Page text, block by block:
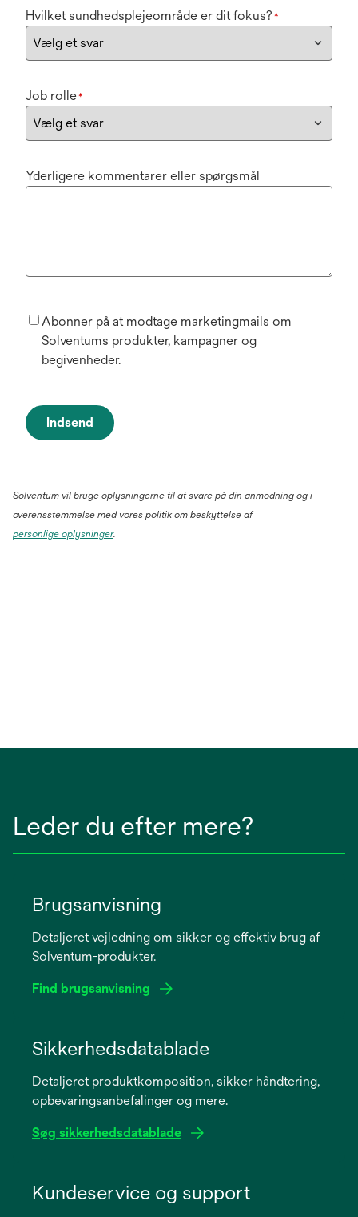
Hvilket sundhedsplejeområde er dit fokus? *
Job rolle*
Yderligere kommentarer eller spørgsmål
Abonner på at modtage marketingmails om
Solventums produkter, kampagner og
begivenheder.
Indsend
Solventum vil bruge oplysningerne til at svare på din anmodning og i
overensstemmelse med vores politik om beskyttelse af
personlige oplysninger.
Leder du efter mere?
Brugsanvisning
Detaljeret vejledning om sikker og effektiv brug af
Solventum-produkter.
Find brugsanvisning
new
Sikkerhedsdatablade
Detaljeret produktkomposition, sikker håndtering,
opbevaringsanbefalinger og mere.
Søg sikkerhedsdatablade
Kundeservice og support